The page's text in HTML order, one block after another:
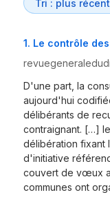
1. Le contrôle
D'une part, la
aujourd'hui
délibérants de
contraignant. […]
délibération fixant
d'initiative
couvert de vœux
communes ont